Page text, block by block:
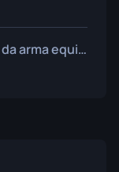
Espaço da arma equipada